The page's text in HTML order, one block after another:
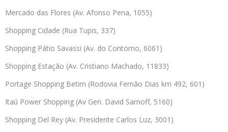
Mercado das Flores (Av. Afonso Pena, 1055)
Shopping Cidade (Rua Tupis, 337)
Shopping Pátio Savassi (Av. do Contorno, 6061)
Shopping Estação (Av. Cristiano Machado, 11833)
Portage Shopping Betim (Rodovia Fernão Dias km 492, 601)
Itaú Power Shopping (Av Gen. David Sarnoff, 5160)
Shopping Del Rey (Av. Presidente Carlos Luz, 3001)